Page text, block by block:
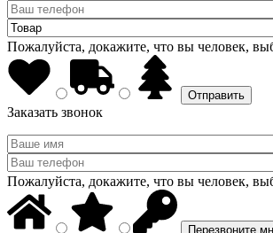
Пожалуйста, докажите, что вы человек,
Заказать звонок
Пожалуйста, докажите, что вы человек,